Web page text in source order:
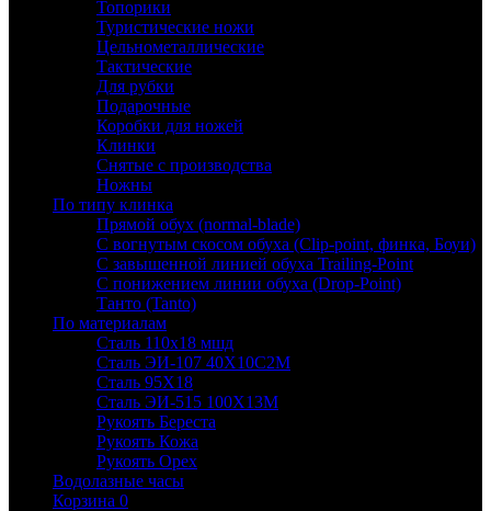
Топорики
Туристические ножи
Цельнометаллические
Тактические
Для рубки
Подарочные
Коробки для ножей
Клинки
Снятые с производства
Ножны
По типу клинка
Прямой обух (normal-blade)
С вогнутым скосом обуха (Clip-point, финка, Боуи)
С завышенной линией обуха Trailing-Point
С понижением линии обуха (Drop-Point)
Танто (Tanto)
По материалам
Сталь 110х18 мшд
Сталь ЭИ-107 40Х10С2М
Сталь 95Х18
Сталь ЭИ-515 100Х13М
Рукоять Береста
Рукоять Кожа
Рукоять Орех
Водолазные часы
Корзина 0